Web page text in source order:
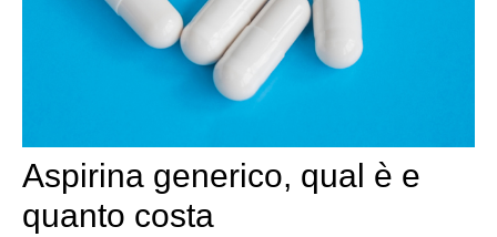
Aspirina generico, qual è e
quanto costa